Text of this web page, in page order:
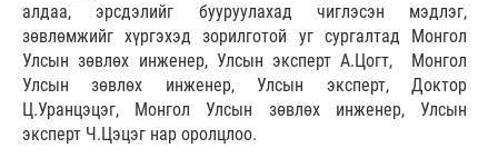
алдаа, эрсдэлийг бууруулахад чиглэсэн мэдлэг,
зөвлөмжийг хүргэхэд зорилготой уг сургалтад Монгол
Улсын зөвлөх инженер, Улсын эксперт А.Цогт, Монгол
Улсын зөвлөх инженер, Улсын эксперт, Доктор
Ц.Уранцэцэг, Монгол Улсын зөвлөх инженер, Улсын
эксперт Ч.Цэцэг нар оролцлоо.